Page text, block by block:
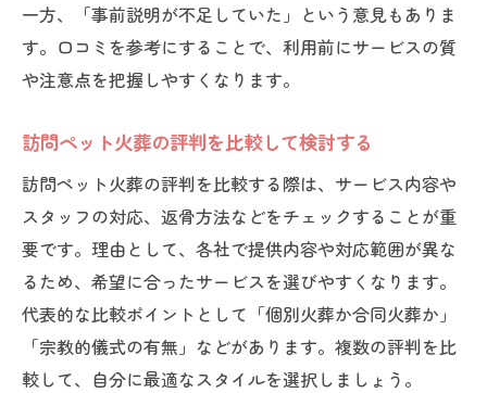
一方、「事前説明が不足していた」という意見もありま
す。口コミを参考にすることで、利用前にサービスの質
や注意点を把握しやすくなります。
訪問ペット火葬の評判を比較して検討する
訪問ペット火葬の評判を比較する際は、サービス内容や
スタッフの対応、返骨方法などをチェックすることが重
要です。理由として、各社で提供内容や対応範囲が異な
るため、希望に合ったサービスを選びやすくなります。
代表的な比較ポイントとして「個別火葬か合同火葬か」
「宗教的儀式の有無」などがあります。複数の評判を比
較して、自分に最適なスタイルを選択しましょう。